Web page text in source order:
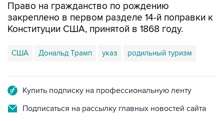
Право на гражданство по рождению
закреплено в первом разделе 14-й поправки к
Конституции США, принятой в 1868 году.
США Дональд Трамп указ родильный туризм
Купить подписку на профессиональную ленту
Подписаться на рассылку главных новостей сайта